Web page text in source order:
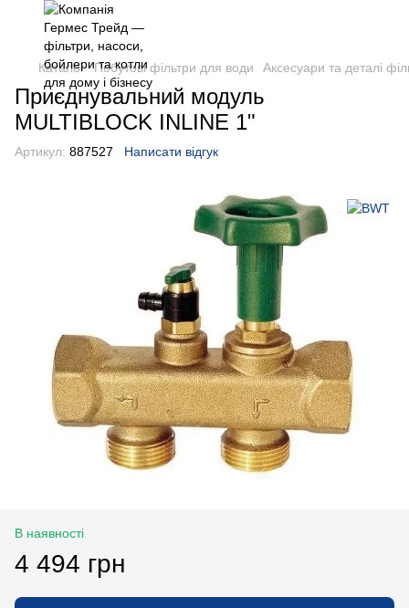
Каталог Побутові фільтри для води Аксесуари та деталі
Приєднувальний модуль
MULTIBLOCK INLINE 1"
Артикул: 887527 Написати відгук
В наявності
4 494 грн